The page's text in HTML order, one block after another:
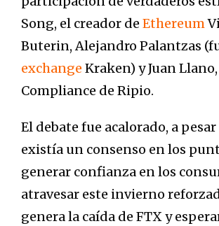
Song, el creador de Ethereum
Buterin, Alejandro Palantzas
exchange Kraken) y Juan
Compliance de Ripio.
El debate fue acalorado, a pesar
existía un consenso en los
generar confianza en los
atravesar este invierno
genera la caída de FTX y